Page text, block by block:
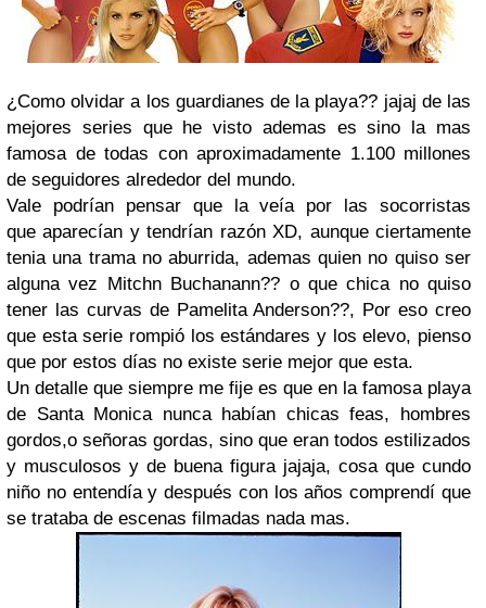
¿Como olvidar a los guardianes de la playa?? jajaj de las
mejores series que he visto ademas es sino la mas
famosa de todas con aproximadamente 1.100 millones
de seguidores alrededor del mundo.
Vale podrían pensar que la veía por las socorristas
que aparecían y tendrían razón XD, aunque ciertamente
tenia una trama no aburrida, ademas quien no quiso ser
alguna vez Mitchn Buchanann?? o que chica no quiso
tener las curvas de Pamelita Anderson??, Por eso creo
que esta serie rompió los estándares y los elevo, pienso
que por estos días no existe serie mejor que esta.
Un detalle que siempre me fije es que en la famosa playa
de Santa Monica nunca habían chicas feas, hombres
gordos,o señoras gordas, sino que eran todos estilizados
y musculosos y de buena figura jajaja, cosa que cundo
niño no entendía y después con los años comprendí que
se trataba de escenas filmadas nada mas.